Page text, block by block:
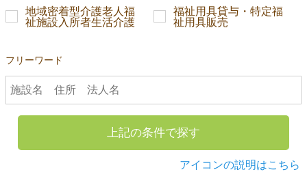
地域密着型介護老人福
祉施設入所者生活介護
福祉用具貸与・特定福
祉用具販売
フリーワード
上記の条件で探す
アイコンの説明はこちら